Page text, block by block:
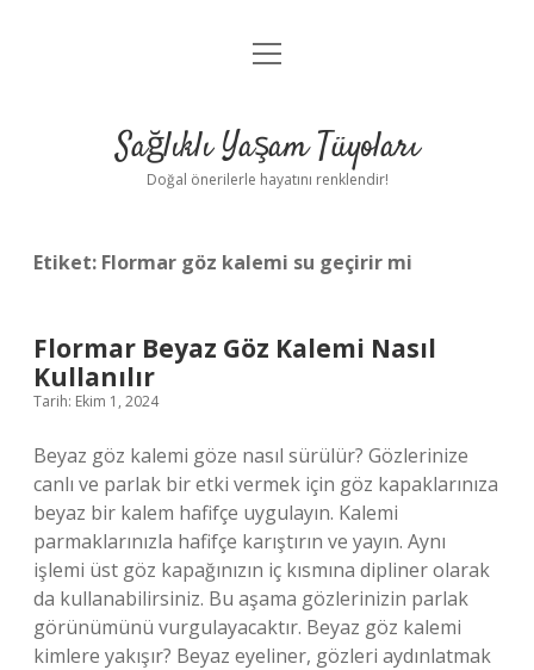
Anasayfa
Yasal Uyarı
menüyü
Sağlıklı Yaşam Tüyoları
Doğal önerilerle hayatını renklendir!
Etiket: Flormar göz kalemi su geçirir mi
Flormar Beyaz Göz Kalemi Nasıl
Kullanılır
Tarih: Ekim 1, 2024
Beyaz göz kalemi göze nasıl sürülür? Gözlerinize
canlı ve parlak bir etki vermek için göz kapaklarınıza
beyaz bir kalem hafifçe uygulayın. Kalemi
parmaklarınızla hafifçe karıştırın ve yayın. Aynı
işlemi üst göz kapağınızın iç kısmına dipliner olarak
da kullanabilirsiniz. Bu aşama gözlerinizin parlak
görünümünü vurgulayacaktır. Beyaz göz kalemi
kimlere yakışır? Beyaz eyeliner, gözleri aydınlatmak